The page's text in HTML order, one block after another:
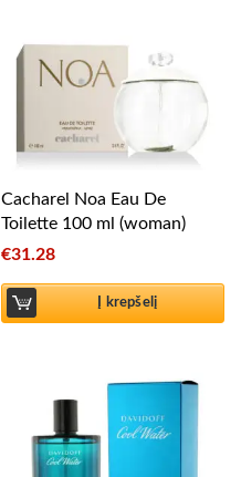
Cacharel Noa Eau De
Toilette 100 ml (woman)
€31.28
Į krepšelį